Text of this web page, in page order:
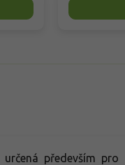
především pro